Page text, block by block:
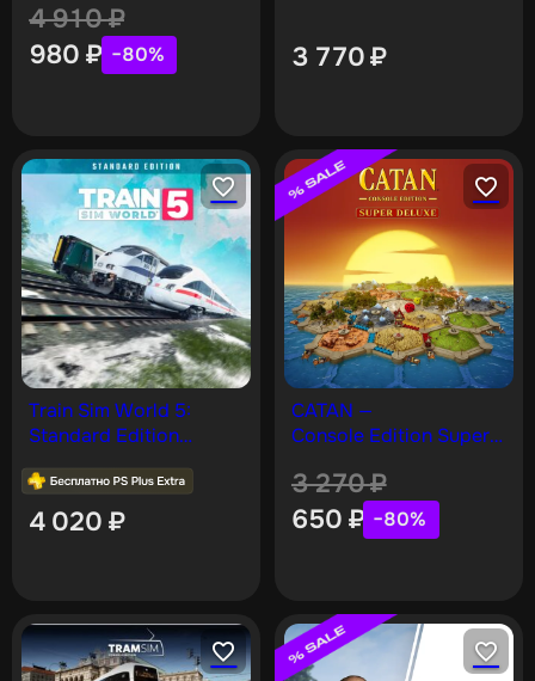
4 910₽
980 ₽ −80% 3 770₽
Train Sim World 5:
Standard Edition
4 020 ₽
CATAN —
Console Edition Super
3 270₽
650 ₽ −80%